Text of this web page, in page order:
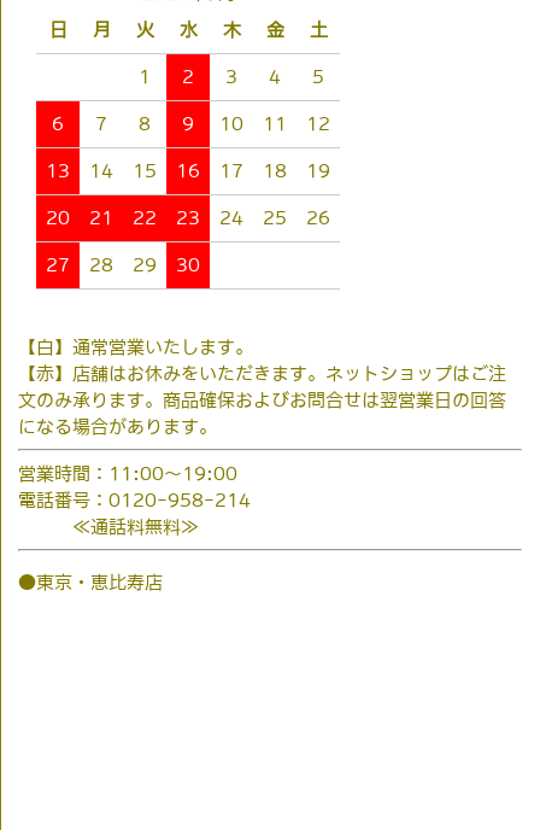
日
月 火 水 木 金 土
1 2 3 4 5
6 7 8 9 10 11 12
13 14 15 16 17 18 19
20 21 22 23 24 25 26
27 28 29 30
【白】通常営業いたします。
【赤】店舗はお休みをいただきます。ネットショップはご注
文のみ承ります。商品確保およびお問合せは翌営業日の回答
になる場合があります。
営業時間：11:00～19:00
電話番号：0120-958-214
≪通話料無料≫
●東京・恵比寿店